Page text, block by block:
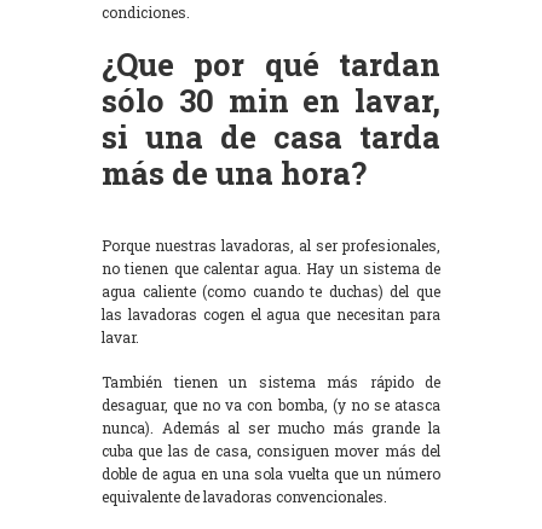
condiciones.
¿Que por qué tardan
sólo 30 min en lavar,
si una de casa tarda
más de una hora?
Porque nuestras lavadoras, al ser profesionales,
no tienen que calentar agua. Hay un sistema de
agua caliente (como cuando te duchas) del que
las lavadoras cogen el agua que necesitan para
lavar.
También tienen un sistema más rápido de
desaguar, que no va con bomba, (y no se atasca
nunca). Además al ser mucho más grande la
cuba que las de casa, consiguen mover más del
doble de agua en una sola vuelta que un número
equivalente de lavadoras convencionales.